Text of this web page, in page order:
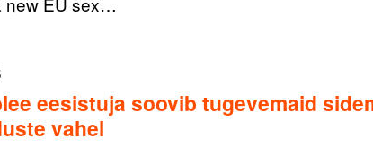
eesistuja soovib tugevemaid
vahel